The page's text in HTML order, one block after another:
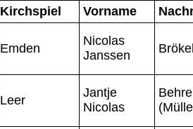
Kirchspiel Vorname
Emden
Nicolas
Janssen
Leer
Jantje
Nicolas